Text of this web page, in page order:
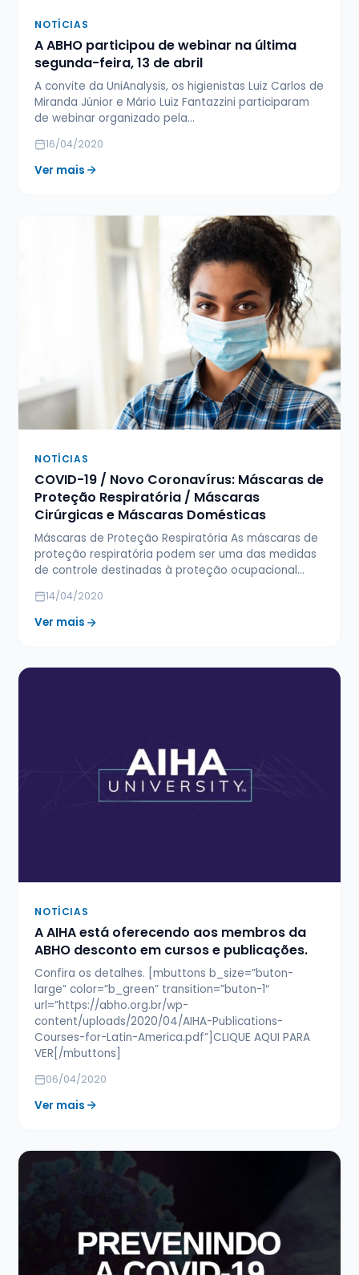
NOTÍCIAS
A ABHO participou de webinar na última
segunda-feira, 13 de abril
A convite da UniAnalysis, os higienistas Luiz Carlos de
Miranda Júnior e Mário Luiz Fantazzini participaram
de webinar organizado pela…
16/04/2020
Ver mais
NOTÍCIAS
COVID-19 / Novo Coronavírus: Máscaras de
Proteção Respiratória / Máscaras
Cirúrgicas e Máscaras Domésticas
Máscaras de Proteção Respiratória As máscaras de
proteção respiratória podem ser uma das medidas
de controle destinadas à proteção ocupacional…
14/04/2020
Ver mais
NOTÍCIAS
A AIHA está oferecendo aos membros da
ABHO desconto em cursos e publicações.
Confira os detalhes. [mbuttons b_size=”buton-
large” color=”b_green” transition=”buton-1″
url=”https://abho.org.br/wp-
content/uploads/2020/04/AIHA-Publications-
Courses-for-Latin-America.pdf”]CLIQUE AQUI PARA
VER[/mbuttons]
06/04/2020
Ver mais